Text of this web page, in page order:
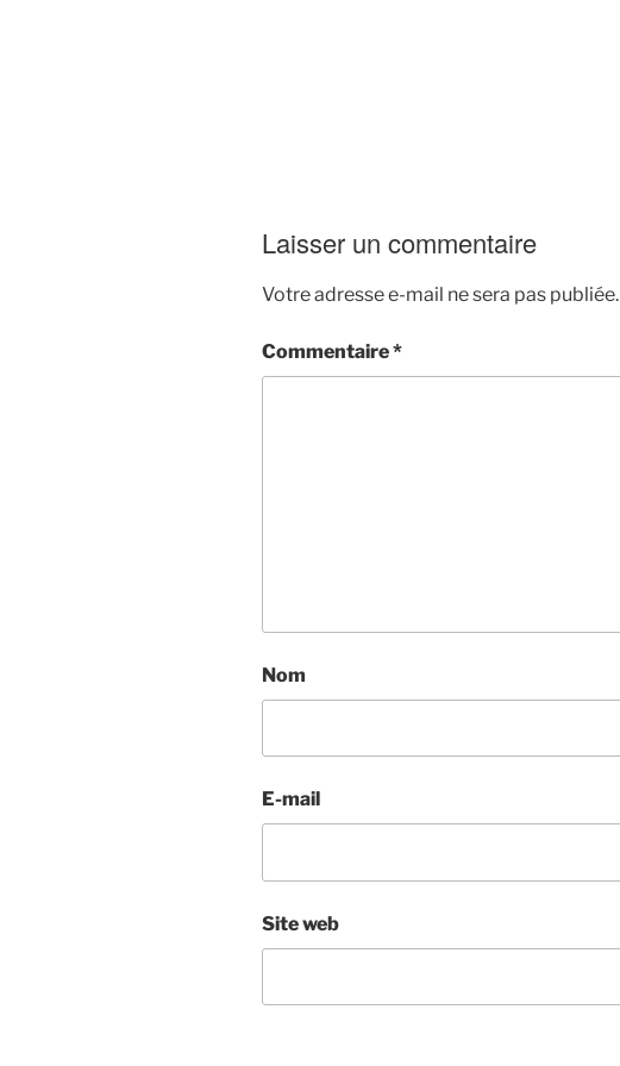
Laisser un commentaire
Votre adresse e-mail ne sera pas publiée.
Commentaire*
Nom
E-mail
Site web